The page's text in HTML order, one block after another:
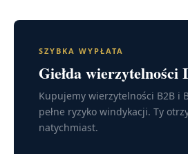
SZYBKA WYPŁATA
Giełda wierzytelności
Kupujemy wierzytelności B2B i
pełne ryzyko windykacji. Ty
natychmiast.